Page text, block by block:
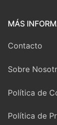
MÁS
Contacto
Sobre
Política de
Política de